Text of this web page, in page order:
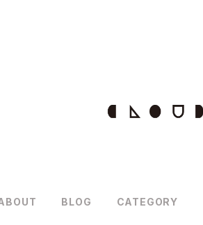
BLOG CATEGORY